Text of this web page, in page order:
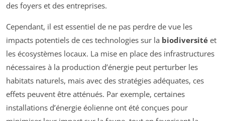
des foyers et des entreprises.
Cependant, il est essentiel de ne pas perdre de vue les
impacts potentiels de ces technologies sur la biodiversité et
les écosystèmes locaux. La mise en place des infrastructures
nécessaires à la production d’énergie peut perturber les
habitats naturels, mais avec des stratégies adéquates, ces
effets peuvent être atténués. Par exemple, certaines
installations d’énergie éolienne ont été conçues pour